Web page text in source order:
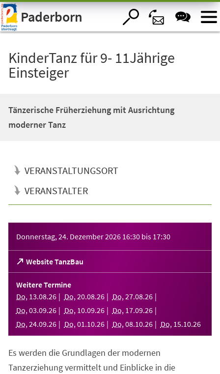
Visuelle
Assistenzsoftware
öffnen.Paderborn
KinderTanz für 9- 11Jährige
Einsteiger
Tänzerische Früherziehung mit Ausrichtung
moderner Tanz
VERANSTALTUNGSORT
VERANSTALTER
Donnerstag, 24. Dezember 2026 16:30 bis 17:30
Website TanzBau
(Öffnet
in
einem
neuen
Tab)
Weitere Termine
Do, 13.08.26 Do, 20.08.26 Do, 27.08.26
Do, 03.09.26 Do, 10.09.26 Do, 17.09.26
Do, 24.09.26 Do, 01 .10.26 Do, 08.10.26 Do, 15.10.26
Es werden die Grundlagen der modernen
Tanzerziehung vermittelt und Einblicke in die